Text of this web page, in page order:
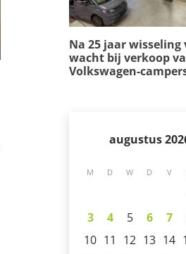
Na 25 jaar wisseling
wacht bij verkoop
Volkswagen-
augustus
M D W D V
3
4 5 6 7
10 11 12 13 14